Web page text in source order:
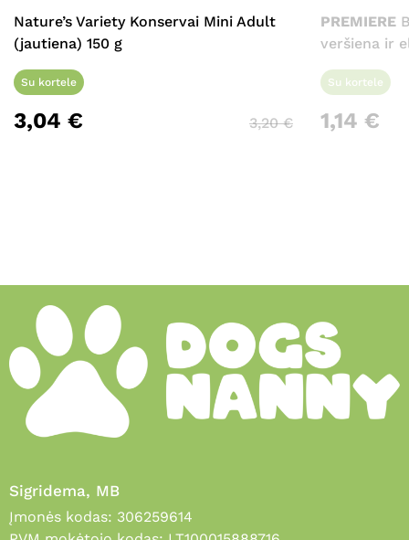
Nature’s Variety Konservai Mini Adult
(jautiena) 150 g
Su kortele
3,04 € 3,20€
PREMIERE
veršiena ir
Su kortele
1,14 €
Sigridema, MB
Įmonės kodas: 306259614